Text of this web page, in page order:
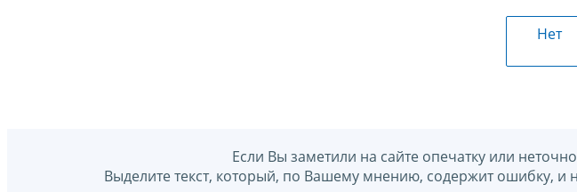
Нет
Если Вы заметили на сайте опечатку или
Выделите текст, который, по Вашему мнению, содержит ошибку,